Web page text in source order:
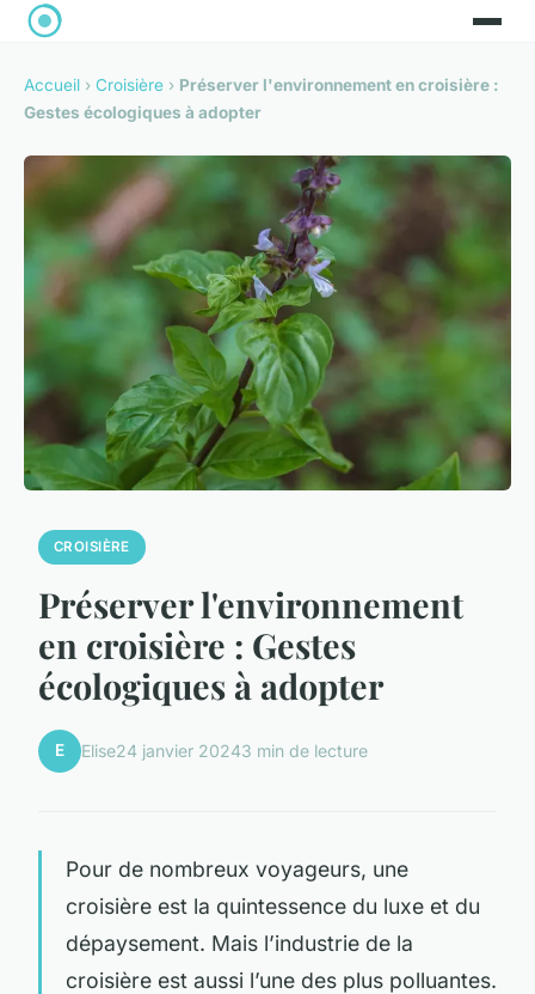
Accueil › Croisière › Préserver l'environnement en croisière :
Gestes écologiques à adopter
CROISIÈRE
Préserver l'environnement
en croisière : Gestes
écologiques à adopter
E Elise24 janvier 20243 min de lecture
Pour de nombreux voyageurs, une
croisière est la quintessence du luxe et du
dépaysement. Mais l’industrie de la
croisière est aussi l’une des plus polluantes.